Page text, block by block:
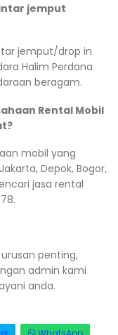
jemput
jemput/drop in
Halim Perdana
beragam.
Rental Mobil
mobil yang
Depok, Bogor,
jasa rental
penting,
admin kami
anda.